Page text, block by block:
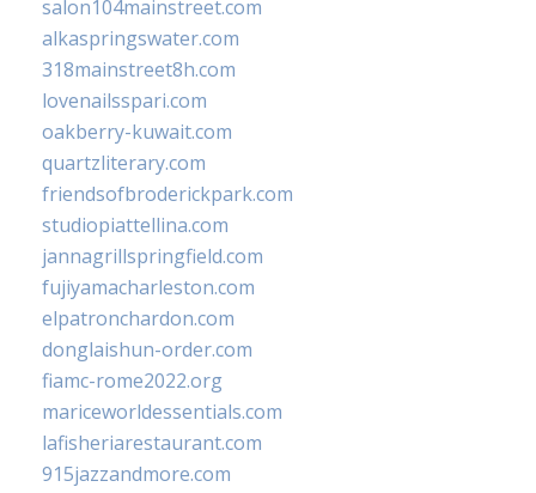
salon104mainstreet.com
alkaspringswater.com
318mainstreet8h.com
lovenailsspari.com
oakberry-kuwait.com
quartzliterary.com
friendsofbroderickpark.com
studiopiattellina.com
jannagrillspringfield.com
fujiyamacharleston.com
elpatronchardon.com
donglaishun-order.com
fiamc-rome2022.org
mariceworldessentials.com
lafisheriarestaurant.com
915jazzandmore.com